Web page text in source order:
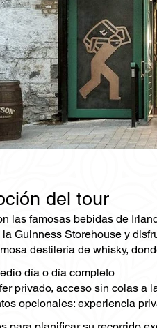
del tour
las famosas bebidas de
Guinness Storehouse y
destilería de whisky,
día o día completo
privado, acceso sin colas a
opcionales: experiencia